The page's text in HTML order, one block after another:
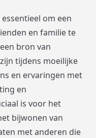
om een
en familie te
bron van
tijdens moeilijke
en ervaringen met
en
is voor het
bijwonen van
met anderen die